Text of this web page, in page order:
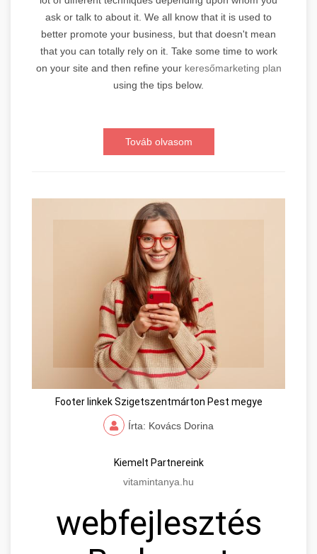
ask or talk to about it. We all know that it is used to
better promote your business, but that doesn't mean
that you can totally rely on it. Take some time to work
on your site and then refine your keresőmarketing plan
using the tips below.
Továb olvasom
Footer linkek Szigetszentmárton Pest megye
Írta: Kovács Dorina
Kiemelt Partnereink
vitamintanya.hu
webfejlesztés